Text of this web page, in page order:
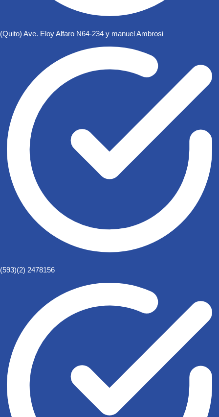
(Quito) Ave. Eloy Alfaro N64-234 y manuel Ambrosi
(593)(2) 2478156